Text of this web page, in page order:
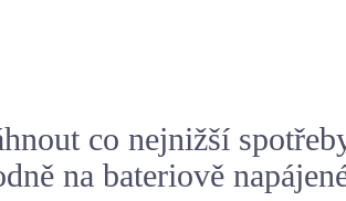
co nejnižší
na bateriově